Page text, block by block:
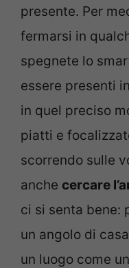
presente. Per
fermarsi in
spegnete lo
essere presenti
in quel preciso
piatti e
scorrendo sulle
anche cercare
ci si senta bene:
un angolo di
un luogo come